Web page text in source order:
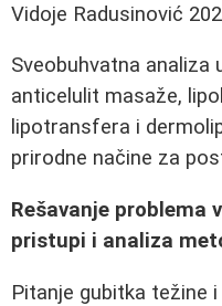
Vidoje Radusinović
Sveobuhvatna analiza
anticelulit masaže,
lipotransfera i
prirodne načine za
Rešavanje problema
pristupi i analiza
Pitanje gubitka težine